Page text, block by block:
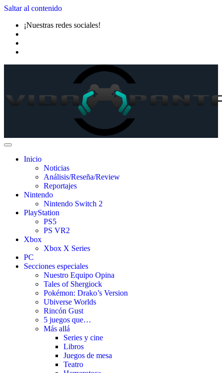
Saltar al contenido
¡Nuestras redes sociales!
Inicio
Noticias
Análisis/Reseña/Review
Reportajes
Nintendo
Nintendo Switch 2
PlayStation
PS5
PS VR2
Xbox
Xbox X Series
PC
Secciones especiales
Nuestro Equipo Opina
Tales of Shergiock
Pokémon: Drako’s Version
Ubiverse Worlds
Rincón Gust
5 juegos que…
Más allá
Series y cine
Libros
Juegos de mesa
Teatro